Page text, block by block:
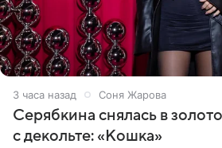
3 часа назад Соня Жарова
Серябкина снялась в
с декольте: «Кошка»